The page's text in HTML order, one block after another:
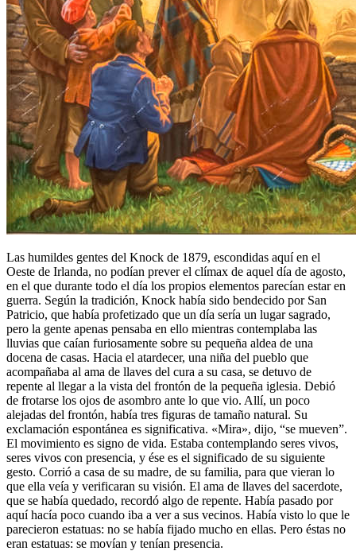
Las humildes gentes del Knock de 1879, escondidas aquí en el
Oeste de Irlanda, no podían prever el clímax de aquel día de agosto,
en el que durante todo el día los propios elementos parecían estar en
guerra. Según la tradición, Knock había sido bendecido por San
Patricio, que había profetizado que un día sería un lugar sagrado,
pero la gente apenas pensaba en ello mientras contemplaba las
lluvias que caían furiosamente sobre su pequeña aldea de una
docena de casas. Hacia el atardecer, una niña del pueblo que
acompañaba al ama de llaves del cura a su casa, se detuvo de
repente al llegar a la vista del frontón de la pequeña iglesia. Debió
de frotarse los ojos de asombro ante lo que vio. Allí, un poco
alejadas del frontón, había tres figuras de tamaño natural. Su
exclamación espontánea es significativa. «Mira», dijo, “se mueven”.
El movimiento es signo de vida. Estaba contemplando seres vivos,
seres vivos con presencia, y ése es el significado de su siguiente
gesto. Corrió a casa de su madre, de su familia, para que vieran lo
que ella veía y verificaran su visión. El ama de llaves del sacerdote,
que se había quedado, recordó algo de repente. Había pasado por
aquí hacía poco cuando iba a ver a sus vecinos. Había visto lo que le
parecieron estatuas: no se había fijado mucho en ellas. Pero éstas no
eran estatuas: se movían y tenían presencia.